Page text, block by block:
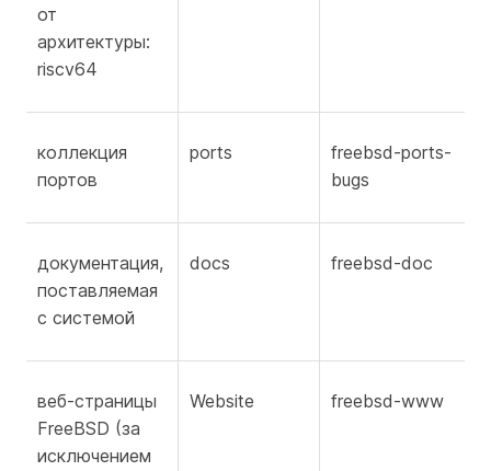
от
архитектуры:
riscv64
коллекция
портов
ports
freebsd-ports-
bugs
документация,
поставляемая
с системой
docs freebsd-doc
веб-страницы
FreeBSD (за
исключением
Website freebsd-www